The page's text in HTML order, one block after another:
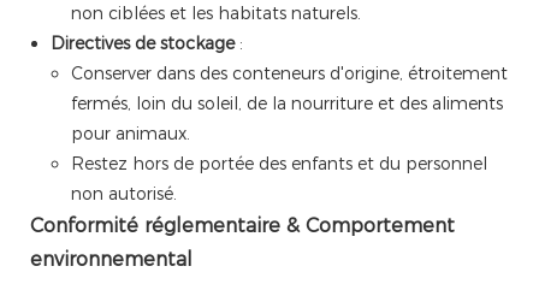
non ciblées et les habitats naturels.
Directives de stockage :
Conserver dans des conteneurs d'origine, étroitement
fermés, loin du soleil, de la nourriture et des aliments
pour animaux.
Restez hors de portée des enfants et du personnel
non autorisé.
Conformité réglementaire & Comportement
environnemental